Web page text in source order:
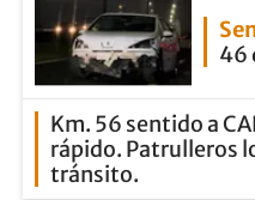
46
Km. 56 sentido a
rápido. Patrulleros
tránsito.